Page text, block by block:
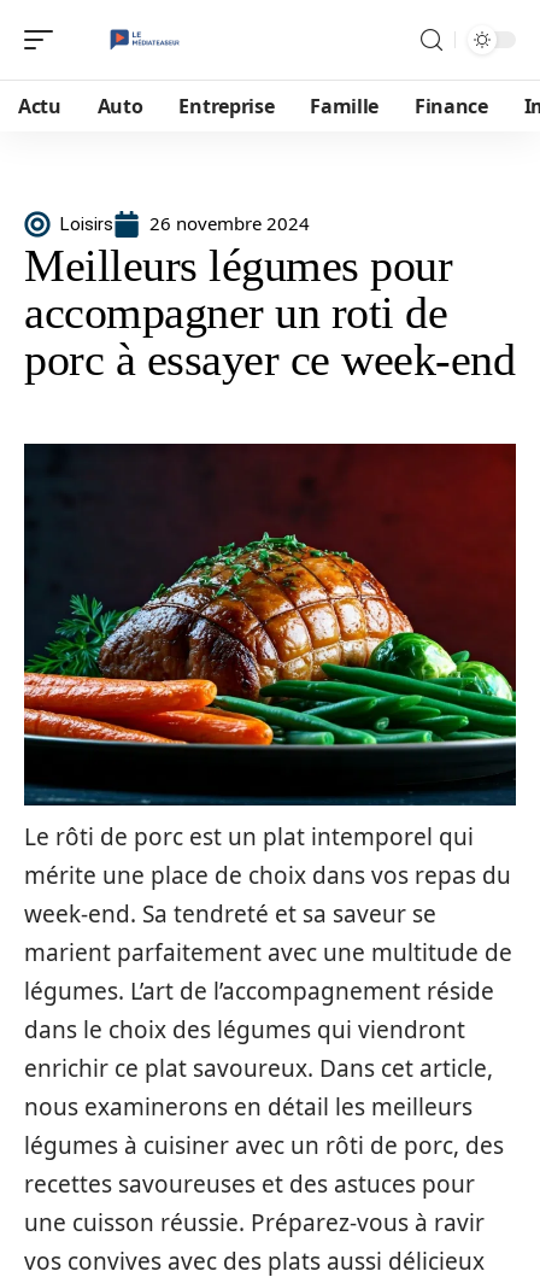
Actu Auto Entreprise Famille Finance
Loisirs 26 novembre 2024
Meilleurs légumes pour
accompagner un roti de
porc à essayer ce week-end
Le rôti de porc est un plat intemporel qui
mérite une place de choix dans vos repas du
week-end. Sa tendreté et sa saveur se
marient parfaitement avec une multitude de
légumes. L’art de l’accompagnement réside
dans le choix des légumes qui viendront
enrichir ce plat savoureux. Dans cet article,
nous examinerons en détail les meilleurs
légumes à cuisiner avec un rôti de porc, des
recettes savoureuses et des astuces pour
une cuisson réussie. Préparez-vous à ravir
vos convives avec des plats aussi délicieux